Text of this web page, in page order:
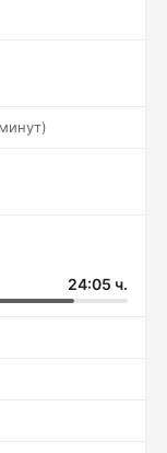
24:05 ч.